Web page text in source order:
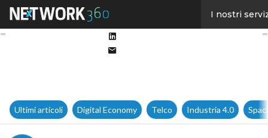
I nostri
Ultimi articoli Digital Economy Telco Industria 4.0